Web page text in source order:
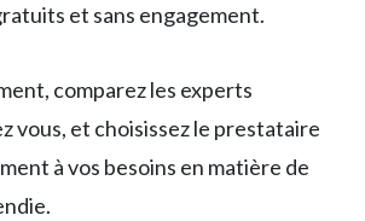
et sans engagement.
comparez les experts
vous, et choisissez le prestataire
à vos besoins en matière de